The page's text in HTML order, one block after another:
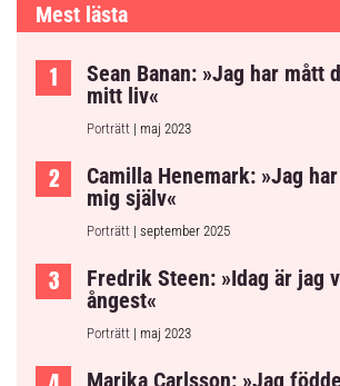
Mest lästa
Sean Banan: »Jag har mått
mitt liv«
Porträtt | maj 2023
Camilla Henemark: »Jag
mig själv«
Porträtt | september 2025
Fredrik Steen: »Idag är jag
ångest«
Porträtt | maj 2023